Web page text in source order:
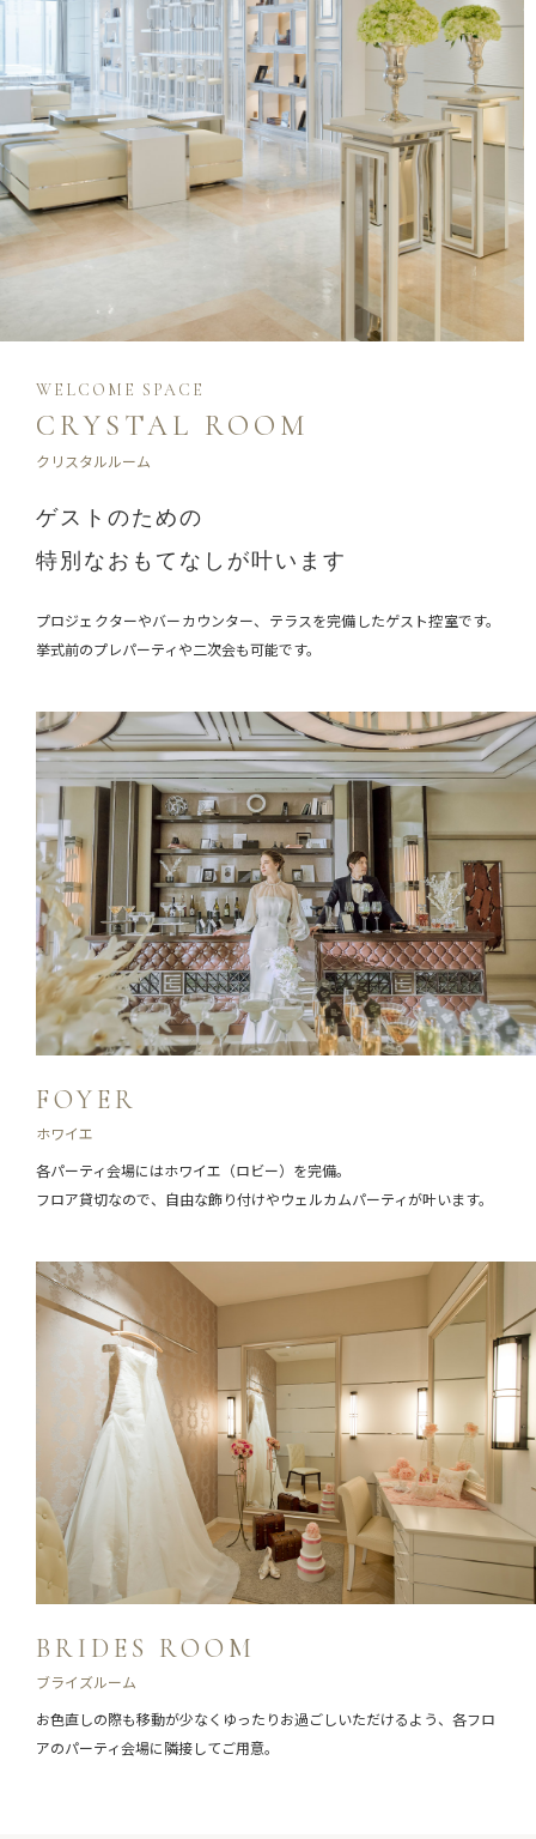
WELCOME SPACE
CRYSTAL ROOM
クリスタルルーム
ゲストのための
特別なおもてなしが叶います
プロジェクターやバーカウンター、テラスを完備したゲスト控室です。
挙式前のプレパーティや二次会も可能です。
FOYER
ホワイエ
各パーティ会場にはホワイエ（ロビー）を完備。
フロア貸切なので、自由な飾り付けやウェルカムパーティが叶います。
BRIDES ROOM
ブライズルーム
お色直しの際も移動が少なくゆったりお過ごしいただけるよう、 各フロ
アのパーティ会場に隣接してご用意。